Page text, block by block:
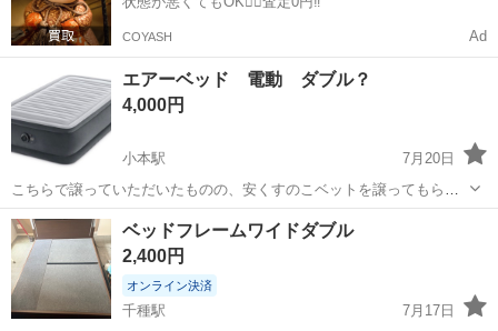
COYASH Ad
エアーベッド 電動 ダブル？
4,000円
小本駅
7月20日
こちらで譲っていただいたものの、安くすのこベットを譲ってもらっ
たので不要となりました。 写真は、似たようなのを拾ってきました。
電動なので、楽に空気入れられます。 家での使用は勿論、キャンプと
かにも良いそうです。 ダ...
愛知 名古屋市 小本駅 ダブル
ベッドフレームワイドダブル
2,400円
オンライン決済
千種駅
7月17日